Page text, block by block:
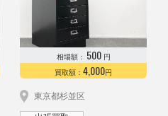
相場額： 500 円
買取額： 4,000円
東京都杉並区